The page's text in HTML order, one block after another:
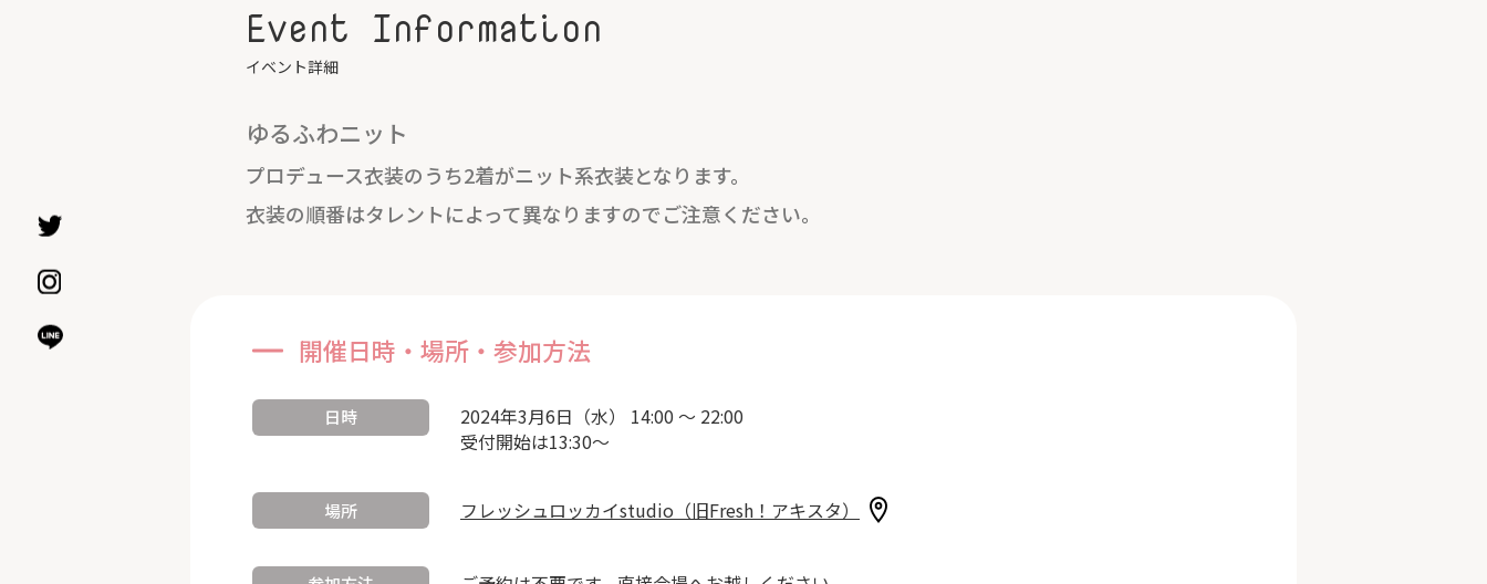
Event Information
イベント詳細
ゆるふわニット
プロデュース衣装のうち2着がニット系衣装となります。
衣装の順番はタレントによって異なりますのでご注意ください。
開催日時・場所・参加方法
日時
2024年3月6日（水） 14:00 ～ 22:00
受付開始は13:30～
場所 フレッシュロッカイstudio（旧Fresh！アキスタ）